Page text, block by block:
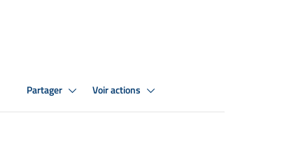
Partager Voir actions